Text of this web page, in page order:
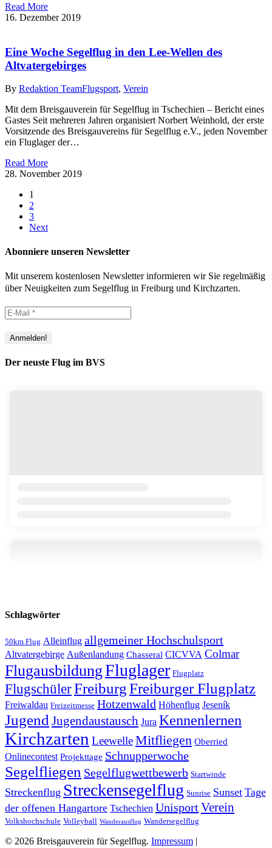
Read More
16. Dezember 2019
Eine Woche Segelflug in den Lee-Wellen des
Altvatergebirges
By Redaktion TeamFlugsport, Verein
Mit dem Breisgauverein für Segelflug in Tschechien – Bericht eines
Gastes Seit mehreren Jahren organisiert Norbert Weinhold, der erste
Vorsitzende des Breisgauvereins für Segelflug e.V., jeden November
ein Fluglager der…
Read More
28. November 2019
1
2
3
Next
Abonniere unseren Newsletter
Mit unserem kostenlosen Newsletter informieren wir Sie regelmäßig
über Neuigkeiten zum Segelflug in Freiburg und Kirchzarten.
Der neuste Flug im BVS
Schlagwörter
50km Flug Alleinflug allgemeiner Hochschulsport
Altvatergebirge Außenlandung Chasseral CICVVA Colmar
FlugausbildungFluglager Flugplatz
FlugschülerFreiburgFreiburger Flugplatz
Freiwaldau Freizeitmesse Hotzenwald Höhenflug Jeseník
Jugend Jugendaustausch Jura Kennenlernen
Kirchzarten LeewelleMitfliegen Oberried
Onlinecontest Projekttage Schnupperwoche
Segelfliegen Segelflugwettbewerb Startwinde
Streckenflug Streckensegelflug Sunrise Sunset Tage
der offenen Hangartore Tschechien UnisportVerein
Volkshochschule Volleyball Wanderausflug Wandersegelflug
© 2026 Breisgauverein für Segelflug. Impressum |